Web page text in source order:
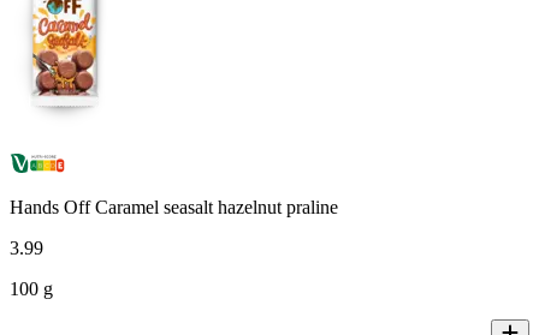
Hands Off Caramel seasalt hazelnut praline
3.99
100 g